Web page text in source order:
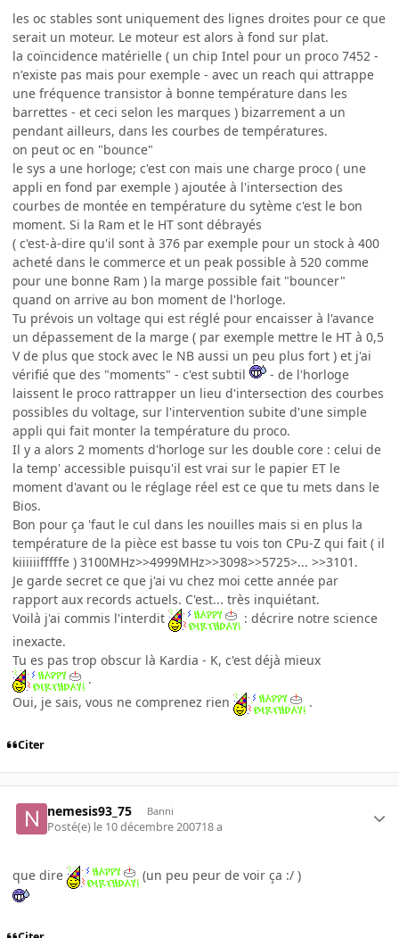
les oc stables sont uniquement des lignes droites pour ce que
serait un moteur. Le moteur est alors à fond sur plat.
la coïncidence matérielle ( un chip Intel pour un proco 7452 -
n'existe pas mais pour exemple - avec un reach qui attrappe
une fréquence transistor à bonne température dans les
barrettes - et ceci selon les marques ) bizarrement a un
pendant ailleurs, dans les courbes de températures.
on peut oc en "bounce"
le sys a une horloge; c'est con mais une charge proco ( une
appli en fond par exemple ) ajoutée à l'intersection des
courbes de montée en température du sytème c'est le bon
moment. Si la Ram et le HT sont débrayés
( c'est-à-dire qu'il sont à 376 par exemple pour un stock à 400
acheté dans le commerce et un peak possible à 520 comme
pour une bonne Ram ) la marge possible fait "bouncer"
quand on arrive au bon moment de l'horloge.
Tu prévois un voltage qui est réglé pour encaisser à l'avance
un dépassement de la marge ( par exemple mettre le HT à 0,5
V de plus que stock avec le NB aussi un peu plus fort ) et j'ai
vérifié que des "moments" - c'est subtil
- de l'horloge
laissent le proco rattrapper un lieu d'intersection des courbes
possibles du voltage, sur l'intervention subite d'une simple
appli qui fait monter la température du proco.
Il y a alors 2 moments d'horloge sur les double core : celui de
la temp' accessible puisqu'il est vrai sur le papier ET le
moment d'avant ou le réglage réel est ce que tu mets dans le
Bios.
Bon pour ça 'faut le cul dans les nouilles mais si en plus la
température de la pièce est basse tu vois ton CPu-Z qui fait ( il
kiiiiiifffffe ) 3100MHz>>4999MHz>>3098>>5725>... >>3101.
Je garde secret ce que j'ai vu chez moi cette année par
rapport aux records actuels. C'est... très inquiétant.
Voilà j'ai commis l'interdit
: décrire notre science
inexacte.
Tu es pas trop obscur là Kardia - K, c'est déjà mieux
.
Oui, je sais, vous ne comprenez rien
.
Citer
nemesis93_75 Banni
Posté(e) le 10 décembre 200718 a
que dire (un peu peur de voir ça :/ )